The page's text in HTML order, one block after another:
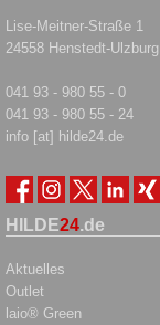
Lise-Meitner-Straße 1
24558 Henstedt-Ulzburg
041 93 - 980 55 - 0
041 93 - 980 55 - 24
info [at] hilde24.de
HILDE24.de
Aktuelles
Outlet
laio® Green